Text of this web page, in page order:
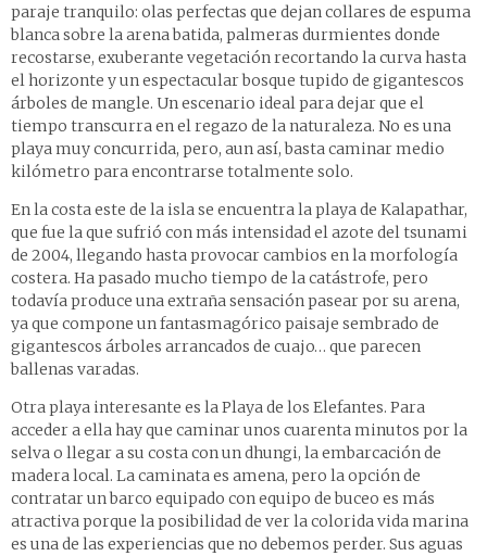
paraje tranquilo: olas perfectas que dejan collares de espuma
blanca sobre la arena batida, palmeras durmientes donde
recostarse, exuberante vegetación recortando la curva hasta
el horizonte y un espectacular bosque tupido de gigantescos
árboles de mangle. Un escenario ideal para dejar que el
tiempo transcurra en el regazo de la naturaleza. No es una
playa muy concurrida, pero, aun así, basta caminar medio
kilómetro para encontrarse totalmente solo.
En la costa este de la isla se encuentra la playa de Kalapathar,
que fue la que sufrió con más intensidad el azote del tsunami
de 2004, llegando hasta provocar cambios en la morfología
costera. Ha pasado mucho tiempo de la catástrofe, pero
todavía produce una extraña sensación pasear por su arena,
ya que compone un fantasmagórico paisaje sembrado de
gigantescos árboles arrancados de cuajo… que parecen
ballenas varadas.
Otra playa interesante es la Playa de los Elefantes. Para
acceder a ella hay que caminar unos cuarenta minutos por la
selva o llegar a su costa con un dhungi, la embarcación de
madera local. La caminata es amena, pero la opción de
contratar un barco equipado con equipo de buceo es más
atractiva porque la posibilidad de ver la colorida vida marina
es una de las experiencias que no debemos perder. Sus aguas